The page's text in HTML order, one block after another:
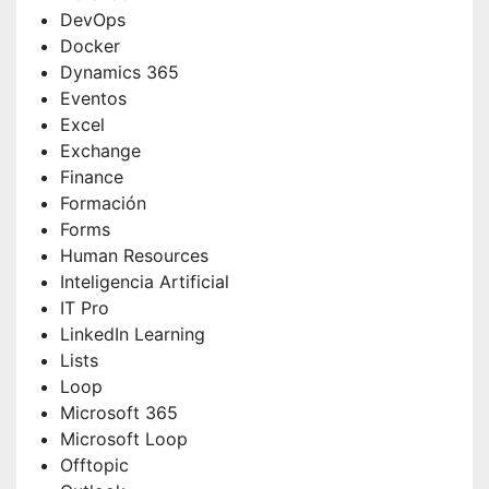
DevOps
Docker
Dynamics 365
Eventos
Excel
Exchange
Finance
Formación
Forms
Human Resources
Inteligencia Artificial
IT Pro
LinkedIn Learning
Lists
Loop
Microsoft 365
Microsoft Loop
Offtopic